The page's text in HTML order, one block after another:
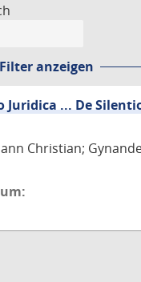
Filter anzeigen
Juridica ... De
Christian;